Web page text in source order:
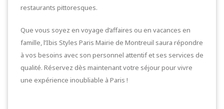
restaurants pittoresques.
Que vous soyez en voyage d’affaires ou en vacances en
famille, l’Ibis Styles Paris Mairie de Montreuil saura répondre
à vos besoins avec son personnel attentif et ses services de
qualité. Réservez dès maintenant votre séjour pour vivre
une expérience inoubliable à Paris !